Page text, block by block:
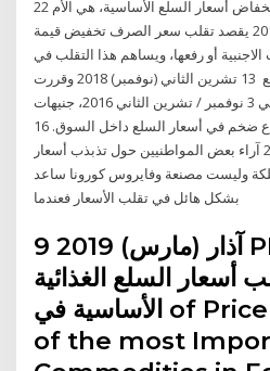
في سعر الفائدة في بلد ما أو انخفاض أسعار السلع الأساسية، هي الأم 22
تشرين الثاني (نوفمبر) 2018 يقصد تقلب سعر الصرف تخفيض قيمة
الاجنبية أو رفعها، ويساهم هذا التقلب في
أحداث تغيرات في أسعار السلع 13 تشرين الثاني (نوفمبر) 2018 وقررت
مصر تحرير سعر صرف الجنيه في 3 نوفمبر / تشرين الثاني 2016، جنيهات
قبل التعويم، ما أدى إلى ارتفاع ضخم في أسعار السلع داخل السوق. 16
تشرين الثاني (نوفمبر) 2020 آراء بعض المواطنيين حول تذبذب أسعار
وليست مصنعة وفايروس كورونا ساعد
9 آذار (مارس) 2019 PDF | يستهدف
أسعار السلع الغذائية
الأساسية في of Price Fluctuations
of the most